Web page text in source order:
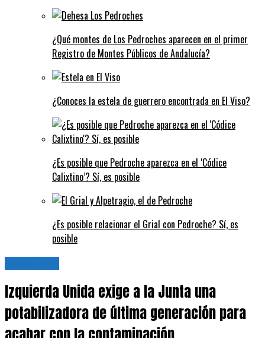
¿Qué montes de Los Pedroches aparecen en el primer
Registro de Montes Públicos de Andalucía?
¿Conoces la estela de guerrero encontrada en El Viso?
¿Es posible que Pedroche aparezca en el ‘Códice
Calixtino’? Sí, es posible
¿Es posible relacionar el Grial con Pedroche? Sí, es
posible
Izquierda Unida exige a la Junta una
potabilizadora de última generación para